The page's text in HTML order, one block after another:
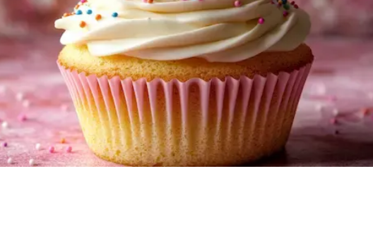
Ricerche di Mercato
Ricerca Personale e
Gestione Risorse
Umane